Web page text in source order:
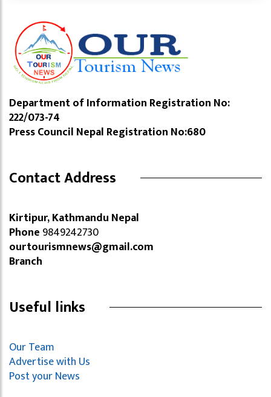
Department of Information Registration No:
222/073-74
Press Council Nepal Registration No:680
Contact Address
Kirtipur, Kathmandu Nepal
Phone 9849242730
ourtourismnews@gmail.com
Branch
Useful links
Our Team
Advertise with Us
Post your News